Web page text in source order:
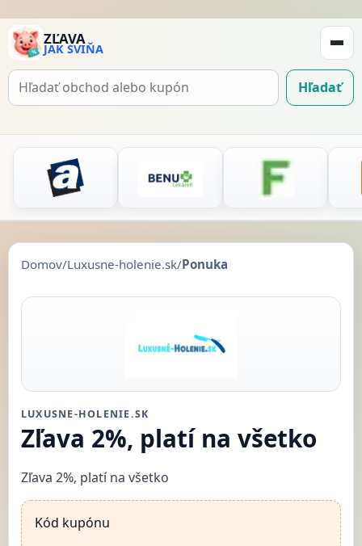
ZĽAVA
JAK SVIŇA
Hľadať
Hľadať
Domov/Luxusne-holenie.sk/Ponuka
LUXUSNE-HOLENIE.SK
Zľava 2%, platí na všetko
Zľava 2%, platí na všetko
Kód kupónu